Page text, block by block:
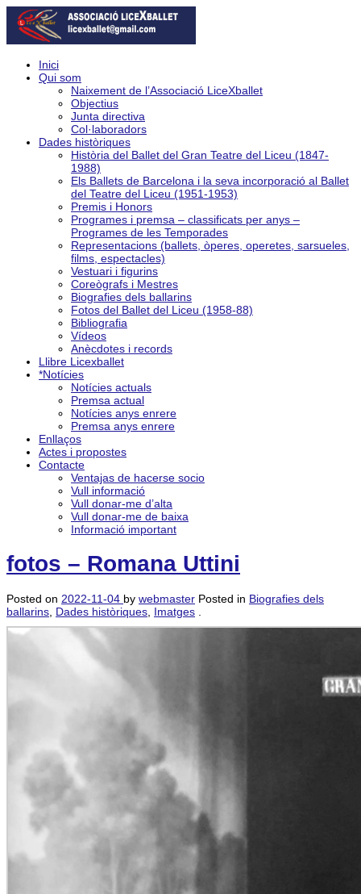
Inici
Qui som
Naixement de l’Associació LiceXballet
Objectius
Junta directiva
Col·laboradors
Dades històriques
Història del Ballet del Gran Teatre del Liceu (1847-
1988)
Els Ballets de Barcelona i la seva incorporació al Ballet
del Teatre del Liceu (1951-1953)
Premis i Honors
Programes i premsa – classificats per anys –
Programes de les Temporades
Representacions (ballets, òperes, operetes, sarsueles,
films, espectacles)
Vestuari i figurins
Coreògrafs i Mestres
Biografies dels ballarins
Fotos del Ballet del Liceu (1958-88)
Bibliografia
Vídeos
Anècdotes i records
Llibre Licexballet
*Notícies
Notícies actuals
Premsa actual
Notícies anys enrere
Premsa anys enrere
Enllaços
Actes i propostes
Contacte
Ventajas de hacerse socio
Vull informació
Vull donar-me d’alta
Vull donar-me de baixa
Informació important
fotos – Romana Uttini
Posted on 2022-11-04 by webmaster Posted in Biografies dels
ballarins Dades històriques Imatges